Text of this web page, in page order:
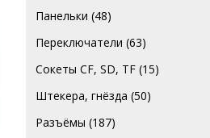
Панельки (48)
Переключатели (63)
Сокеты CF, SD, TF (15)
Штекера, гнёзда (50)
Разъёмы (187)